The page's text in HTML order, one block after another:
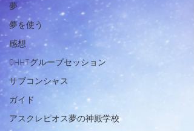
夢
夢を使う
感想
QHHTグループセッション
サブコンシャス
ガイド
アスクレピオス夢の神殿学校